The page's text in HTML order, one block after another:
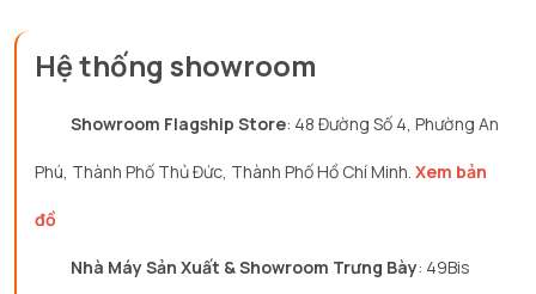
Hệ thống showroom
Showroom Flagship Store: 48 Đường Số 4, Phường An
Phú, Thành Phố Thủ Đức, Thành Phố Hồ Chí Minh. Xem bản
đồ
Nhà Máy Sản Xuất & Showroom Trưng Bày: 49Bis